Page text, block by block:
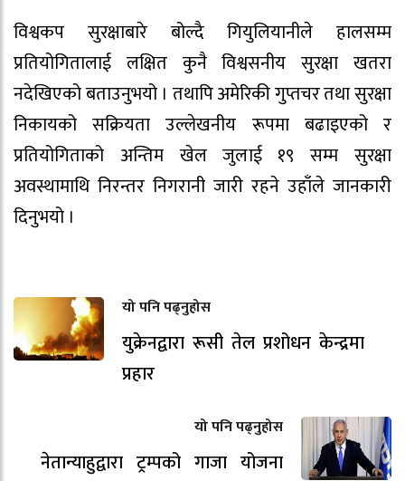
विश्वकप सुरक्षाबारे बोल्दै गियुलियानीले हालसम्म
प्रतियोगितालाई लक्षित कुनै विश्वसनीय सुरक्षा खतरा
नदेखिएको बताउनुभयो । तथापि अमेरिकी गुप्तचर तथा सुरक्षा
निकायको सक्रियता उल्लेखनीय रूपमा बढाइएको र
प्रतियोगिताको अन्तिम खेल जुलाई १९ सम्म सुरक्षा
अवस्थामाथि निरन्तर निगरानी जारी रहने उहाँले जानकारी
दिनुभयो ।
यो पनि पढ्नुहोस
युक्रेनद्वारा रूसी तेल प्रशोधन केन्द्रमा
प्रहार
यो पनि पढ्नुहोस
नेतान्याहुद्वारा ट्रम्पको गाजा योजना